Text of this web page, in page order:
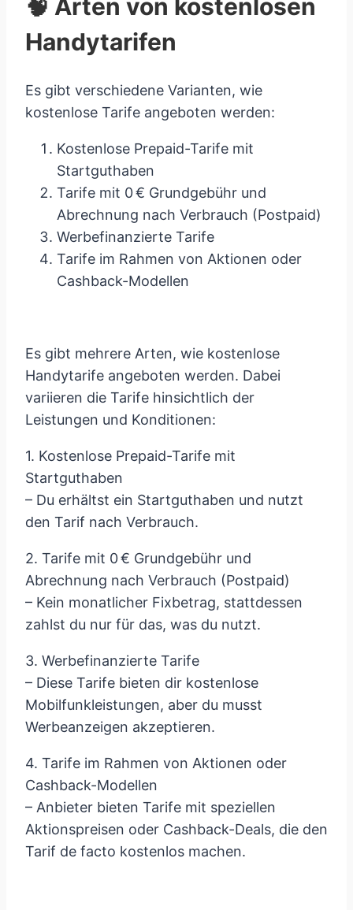
🧠 Arten von kostenlosen
Handytarifen
Es gibt verschiedene Varianten, wie
kostenlose Tarife angeboten werden:
Kostenlose Prepaid-Tarife mit
Startguthaben
Tarife mit 0 € Grundgebühr und
Abrechnung nach Verbrauch (Postpaid)
Werbefinanzierte Tarife
Tarife im Rahmen von Aktionen oder
Cashback-Modellen
Es gibt mehrere Arten, wie kostenlose
Handytarife angeboten werden. Dabei
variieren die Tarife hinsichtlich der
Leistungen und Konditionen:
1. Kostenlose Prepaid-Tarife mit
Startguthaben
– Du erhältst ein Startguthaben und nutzt
den Tarif nach Verbrauch.
2. Tarife mit 0 € Grundgebühr und
Abrechnung nach Verbrauch (Postpaid)
– Kein monatlicher Fixbetrag, stattdessen
zahlst du nur für das, was du nutzt.
3. Werbefinanzierte Tarife
– Diese Tarife bieten dir kostenlose
Mobilfunkleistungen, aber du musst
Werbeanzeigen akzeptieren.
4. Tarife im Rahmen von Aktionen oder
Cashback-Modellen
– Anbieter bieten Tarife mit speziellen
Aktionspreisen oder Cashback-Deals, die den
Tarif de facto kostenlos machen.